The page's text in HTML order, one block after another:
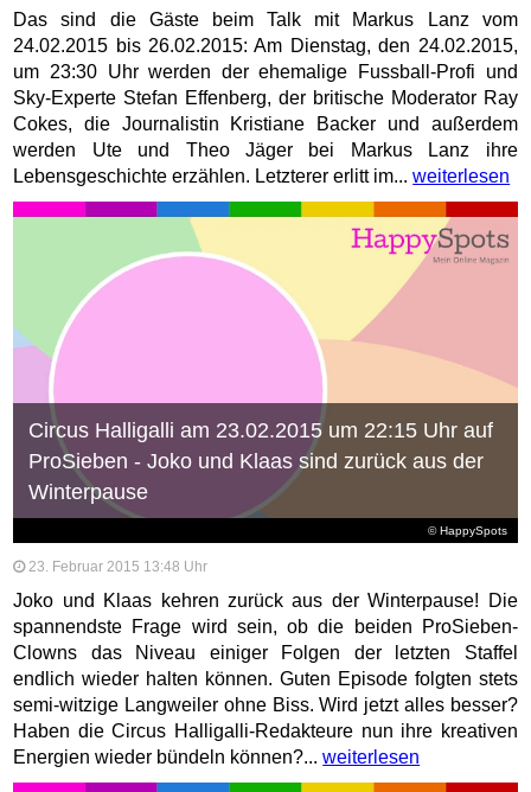
Das sind die Gäste beim Talk mit Markus Lanz vom
24.02.2015 bis 26.02.2015: Am Dienstag, den 24.02.2015,
um 23:30 Uhr werden der ehemalige Fussball-Profi und
Sky-Experte Stefan Effenberg, der britische Moderator Ray
Cokes, die Journalistin Kristiane Backer und außerdem
werden Ute und Theo Jäger bei Markus Lanz ihre
Lebensgeschichte erzählen. Letzterer erlitt im...weiterlesen
© HappySpots
Circus Halligalli am 23.02.2015 um 22:15 Uhr auf
ProSieben - Joko und Klaas sind zurück aus der
Winterpause
23. Februar 2015 13:48 Uhr
Joko und Klaas kehren zurück aus der Winterpause! Die
spannendste Frage wird sein, ob die beiden ProSieben-
Clowns das Niveau einiger Folgen der letzten Staffel
endlich wieder halten können. Guten Episode folgten stets
semi-witzige Langweiler ohne Biss. Wird jetzt alles besser?
Haben die Circus Halligalli-Redakteure nun ihre kreativen
Energien wieder bündeln können?...weiterlesen